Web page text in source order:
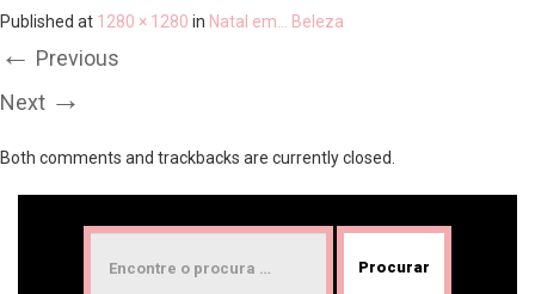
Published at 1280 × 1280 in Natal em… Beleza
← Previous
Next →
Both comments and trackbacks are currently closed.